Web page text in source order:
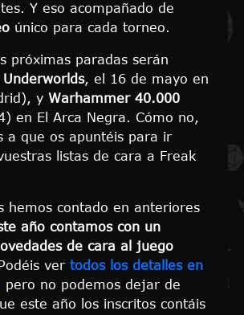
Y eso acompañado de
único para cada torneo.
próximas paradas serán
, el 16 de mayo en
y Warhammer 40.000
en El Arca Negra. Cómo no,
a que os apuntéis para ir
listas de cara a Freak
hemos contado en anteriores
año contamos con un
de cara al juego
ver todos los detalles en
pero no podemos dejar de
este año los inscritos contáis